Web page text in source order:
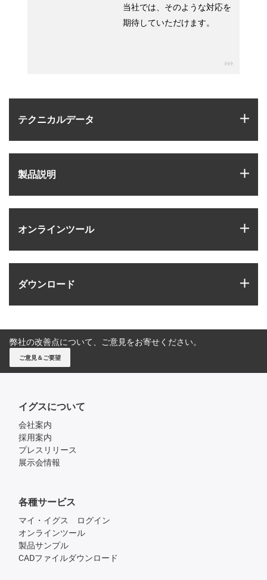
テクニカルデータ
製品説明
オンラインツール
ダウンロード
当社では、そのような対応を
期待していただけます。
弊社の改善点について、ご意見をお寄せください。
ご意見＆ご要望
イグスについて
会社案内
採用案内
プレスリリース
展示会情報
各種サービス
マイ・イグス ログイン
オンラインツール
製品サンプル
CADファイルダウンロード